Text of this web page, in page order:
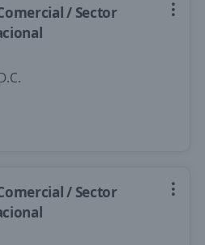
/ Sector
/ Sector